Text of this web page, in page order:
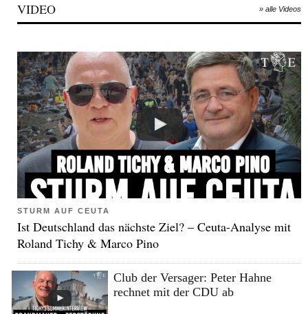
VIDEO » alle Videos
STURM AUF CEUTA
Ist Deutschland das nächste Ziel? – Ceuta-Analyse mit
Roland Tichy & Marco Pino
Club der Versager: Peter Hahne
rechnet mit der CDU ab